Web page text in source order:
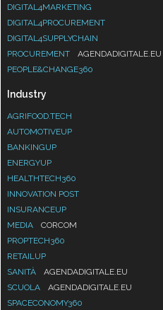
DIGITAL4MARKETING
DIGITAL4PROCUREMENT
DIGITAL4SUPPLYCHAIN
PROCUREMENT
AGENDADIGITALE.EU
PEOPLE&CHANGE360
Industry
AGRIFOOD.TECH
AUTOMOTIVEUP
BANKINGUP
ENERGYUP
HEALTHTECH360
INNOVATION POST
INSURANCEUP
MEDIA
CORCOM
PROPTECH360
RETAILUP
SANITÀ
AGENDADIGITALE.EU
SCUOLA
AGENDADIGITALE.EU
SPACECONOMY360